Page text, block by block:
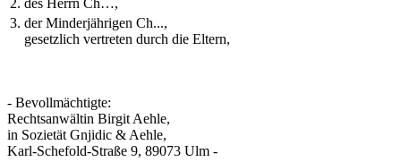
3. der Minderjährigen Ch...,
gesetzlich vertreten durch die Eltern,
- Bevollmächtigte:
Rechtsanwältin Birgit Aehle,
in Sozietät Gnjidic & Aehle,
Karl-Schefold-Straße 9, 89073 Ulm -